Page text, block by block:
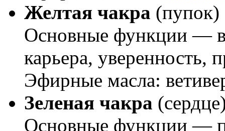
Желтая чакра (пупок)
Основные функции —
карьера, уверенность,
Эфирные масла:
Зеленая чакра
Основные функции —